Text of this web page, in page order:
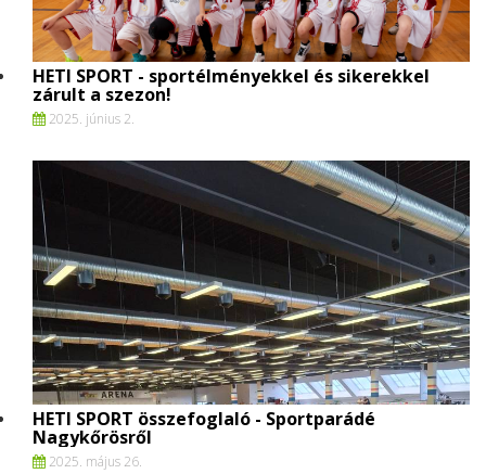
HETI SPORT - sportélményekkel és sikerekkel
zárult a szezon!
2025. június 2.
HETI SPORT összefoglaló - Sportparádé
Nagykőrösről
2025. május 26.